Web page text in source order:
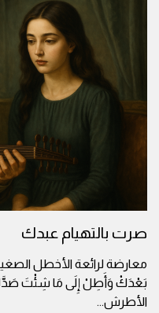
صرت بالتهيام عبدك
بَعْدَكْ وَأَطِلْ إِلَى مَا شِئْتَ صَدَّكْ
الأطرش...